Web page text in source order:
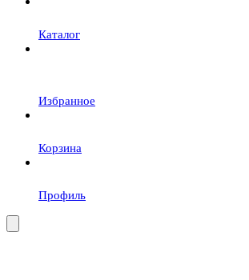
Каталог
Избранное
Корзина
Профиль